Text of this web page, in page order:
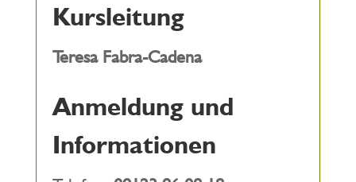
Kursleitung
Teresa Fabra-Cadena
Anmeldung und
Informationen